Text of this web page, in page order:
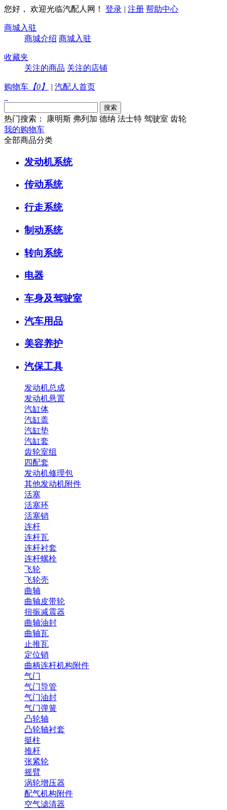
您好， 欢迎光临汽配人网！ 登录 | 注册 帮助中心
商城入驻
商城介绍 商城入驻
收藏夹
关注的商品 关注的店铺
购物车 【0 】 | 汽配人首页
热门搜索： 康明斯 弗列加 德纳 法士特 驾驶室 齿轮
我的购物车
全部商品分类
发动机系统
传动系统
行走系统
制动系统
转向系统
电器
车身及驾驶室
汽车用品
美容养护
汽保工具
发动机总成
发动机悬置
汽缸体
汽缸盖
汽缸垫
汽缸套
齿轮室组
四配套
发动机修理包
其他发动机附件
活塞
活塞环
活塞销
连杆
连杆瓦
连杆衬套
连杆螺栓
飞轮
飞轮壳
曲轴
曲轴皮带轮
扭振减震器
曲轴油封
曲轴瓦
止推瓦
定位销
曲柄连杆机构附件
气门
气门导管
气门油封
气门弹簧
凸轮轴
凸轮轴衬套
挺柱
推杆
张紧轮
摇臂
涡轮增压器
配气机构附件
空气滤清器